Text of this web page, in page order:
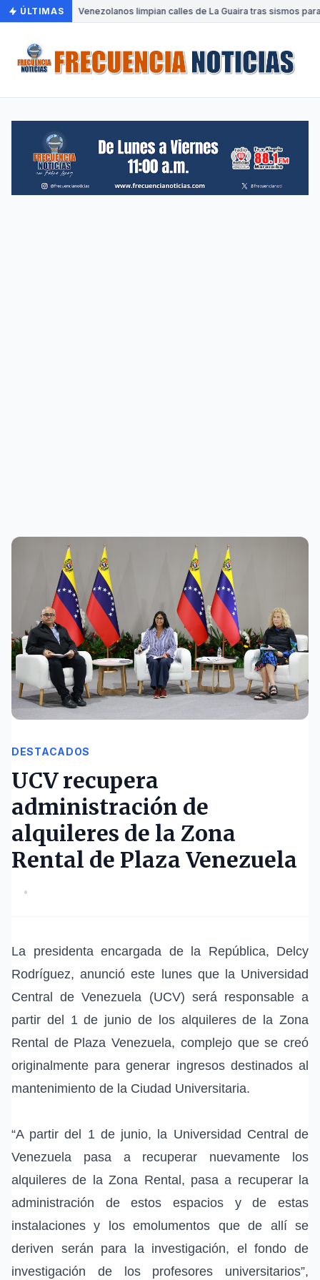
ÚLTIMAS Venezolanos limpian calles de La Guaira tras sismos
DESTACADOS
UCV recupera
administración de
alquileres de la Zona
Rental de Plaza Venezuela
•
La presidenta encargada de la República, Delcy
Rodríguez, anunció este lunes que la Universidad
Central de Venezuela (UCV) será responsable a
partir del 1 de junio de los alquileres de la Zona
Rental de Plaza Venezuela, complejo que se creó
originalmente para generar ingresos destinados al
mantenimiento de la Ciudad Universitaria.
“A partir del 1 de junio, la Universidad Central de
Venezuela pasa a recuperar nuevamente los
alquileres de la Zona Rental, pasa a recuperar la
administración de estos espacios y de estas
instalaciones y los emolumentos que de allí se
deriven serán para la investigación, el fondo de
investigación de los profesores universitarios”,